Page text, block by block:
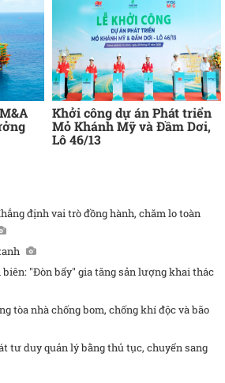
Khởi công dự án Phát triển
Mỏ Khánh Mỹ và Đầm Dơi,
Lô 46/13
định vai trò đồng hành, chăm lo toàn
biên: "Đòn bẩy" gia tăng sản lượng khai thác
tòa nhà chống bom, chống khí độc và bão
tư duy quản lý bằng thủ tục, chuyển sang